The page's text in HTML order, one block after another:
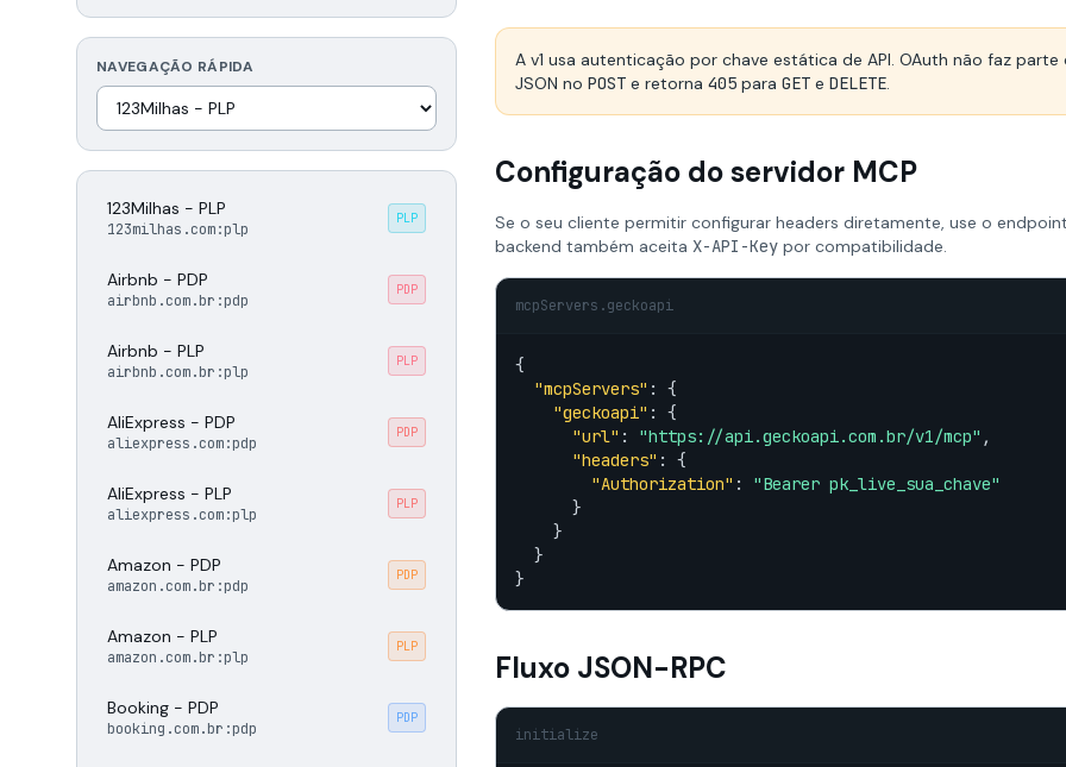
NAVEGAÇÃO RÁPIDA
123Milhas - PLP
123milhas.com:plp
PLP
Airbnb - PDP
airbnb.com.br:pdp
PDP
Airbnb - PLP
airbnb.com.br:plp
PLP
AliExpress - PDP
aliexpress.com:pdp
PDP
AliExpress - PLP
aliexpress.com:plp
PLP
Amazon - PDP
amazon.com.br:pdp
PDP
Amazon - PLP
amazon.com.br:plp
PLP
Booking - PDP
booking.com.br:pdp
PDP
A v1 usa autenticação por chave estática de API. OAuth não faz
JSON no POST e retorna 405 para GET e DELETE.
Configuração do servidor MCP
Se o seu cliente permitir configurar headers diretamente, use o
backend também aceita X-API-Key por compatibilidade.
mcpServers.geckoapi
{
"mcpServers" : {
"geckoapi" : {
"url" : "https://api.geckoapi.com.br/v1/mcp" ,
"headers" : {
"Authorization" : "Bearer pk_live_sua_chave"
      }
    }
  }
}
Fluxo JSON-RPC
initialize